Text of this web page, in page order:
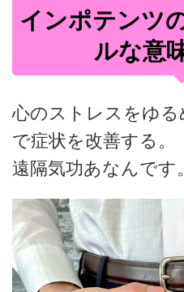
インポテンツ
ルな意
心のストレスをゆ
で症状を改善する。
遠隔気功あなんです。